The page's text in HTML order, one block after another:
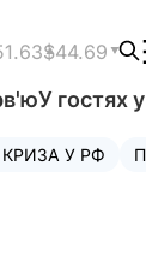
$44.69
У гостях
У РФ